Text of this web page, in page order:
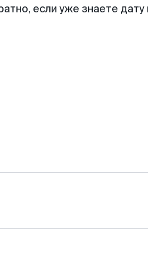
если уже знаете